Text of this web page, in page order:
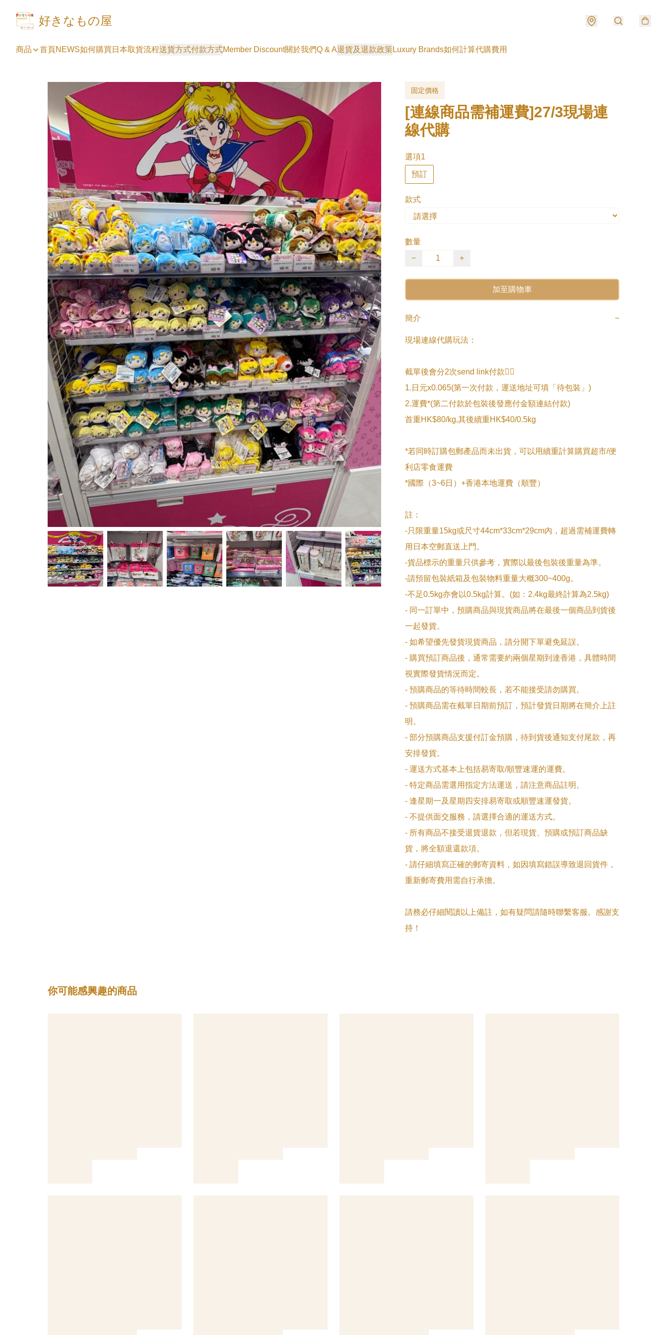
好きなもの屋
商品 首頁NEWS如何購買 日本取貨流程送貨方式付款方式Member Discount關於我們Q & A退貨及退款政策Luxury Brands如何計算代購費用
固定價格
[連線商品需補運費]27/3現場連
線代購
選項1
預訂
款式
數量
−
+
加至購物車
簡介 −
現場連線代購玩法：
截單後會分2次send link付款👇🏻
1.日元x0.065(第一次付款，運送地址可填「待包裝」)
2.運費*(第二付款於包裝後發應付金額連結付款)
首重HK$80/kg,其後續重HK$40/0.5kg
*若同時訂購包郵產品而未出貨，可以用續重計算購買超市/便
利店零食運費
*國際（3~6日）+香港本地運費（順豐）
註：
-只限重量15kg或尺寸44cm*33cm*29cm內，超過需補運費轉
用日本空郵直送上門。
-貨品標示的重量只供參考，實際以最後包裝後重量為準。
-請預留包裝紙箱及包裝物料重量大概300~400g。
-不足0.5kg亦會以0.5kg計算。(如：2.4kg最終計算為2.5kg)
- 同一訂單中，預購商品與現貨商品將在最後一個商品到貨後
一起發貨。
- 如希望優先發貨現貨商品，請分開下單避免延誤。
- 購買預訂商品後，通常需要約兩個星期到達香港，具體時間
視實際發貨情況而定。
- 預購商品的等待時間較長，若不能接受請勿購買。
- 預購商品需在截單日期前預訂，預計發貨日期將在簡介上註
明。
- 部分預購商品支援付訂金預購，待到貨後通知支付尾款，再
安排發貨。
- 運送方式基本上包括易寄取/順豐速運的運費。
- 特定商品需選用指定方法運送，請注意商品註明。
- 逢星期一及星期四安排易寄取或順豐速運發貨。
- 不提供面交服務，請選擇合適的運送方式。
- 所有商品不接受退貨退款，但若現貨、預購或預訂商品缺
貨，將全額退還款項。
- 請仔細填寫正確的郵寄資料，如因填寫錯誤導致退回貨件，
重新郵寄費用需自行承擔。
請務必仔細閱讀以上備註，如有疑問請隨時聯繫客服。感謝支
持！
你可能感興趣的商品